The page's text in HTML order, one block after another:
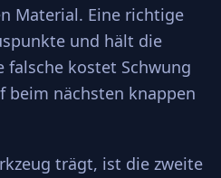
Material. Eine richtige
und hält die
falsche kostet Schwung
beim nächsten knappen
trägt, ist die zweite